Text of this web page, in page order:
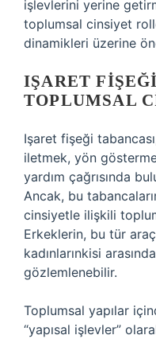
işlevlerini yerine
toplumsal cinsiyet
dinamikleri üzerine
IŞARET
TOPLUMSAL
Işaret fişeği
iletmek, yön
yardım çağrısında
Ancak, bu
cinsiyetle ilişkili
Erkeklerin, bu tür
kadınlarınkisi
gözlemlenebilir.
Toplumsal yapılar
“yapısal işlevler”